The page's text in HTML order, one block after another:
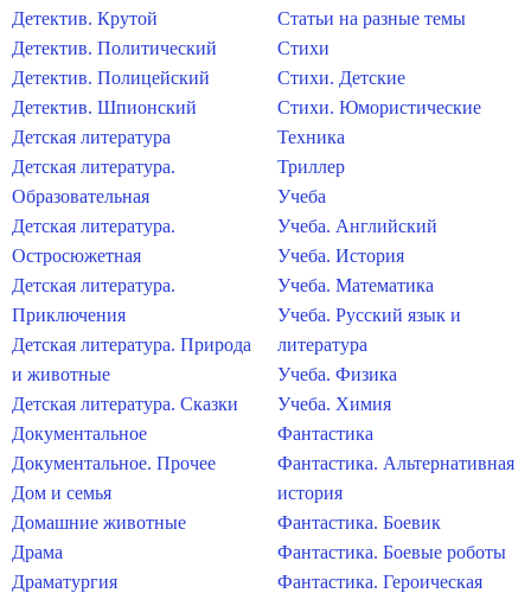
Детектив. Крутой
Детектив. Политический
Детектив. Полицейский
Детектив. Шпионский
Детская литература
Детская литература.
Образовательная
Детская литература.
Остросюжетная
Детская литература.
Приключения
Детская литература. Природа
и животные
Детская литература. Сказки
Документальное
Документальное. Прочее
Дом и семья
Домашние животные
Драма
Драматургия
Статьи на разные темы
Стихи
Стихи. Детские
Стихи. Юмористические
Техника
Триллер
Учеба
Учеба. Английский
Учеба. История
Учеба. Математика
Учеба. Русский язык и
литература
Учеба. Физика
Учеба. Химия
Фантастика
Фантастика. Альтернативная
история
Фантастика. Боевик
Фантастика. Боевые роботы
Фантастика. Героическая